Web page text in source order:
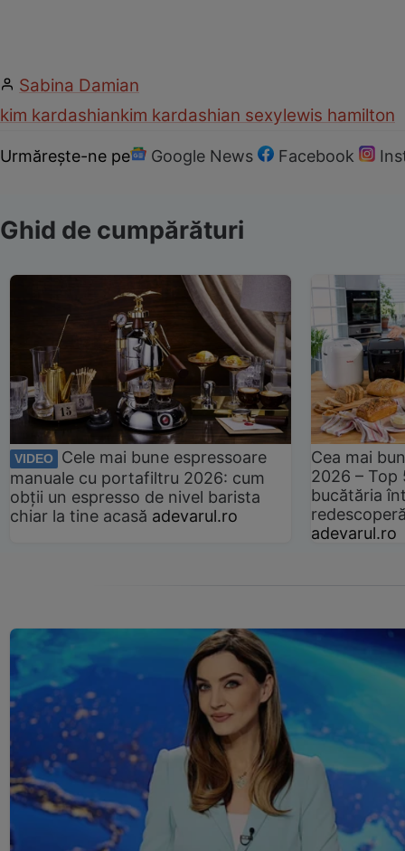
Sabina Damian
kim kardashiankim kardashian sexylewis hamilton
Urmărește-ne pe Google News Facebook
Ghid de cumpărături
VIDEO
Cele mai bune espressoare
manuale cu portafiltru 2026: cum
obții un espresso de nivel barista
chiar la tine acasă adevarul.ro
Cea mai
2026 –
bucătăria
adevarul.ro